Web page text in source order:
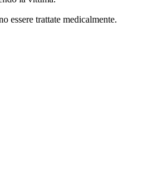
essere trattate medicalmente.